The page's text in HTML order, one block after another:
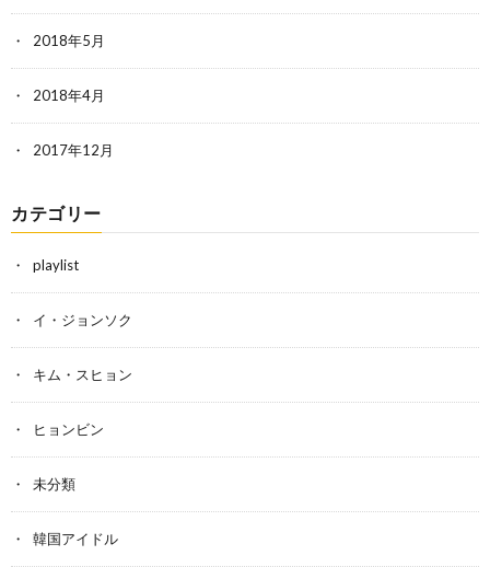
2018年5月
2018年4月
2017年12月
カテゴリー
playlist
イ・ジョンソク
キム・スヒョン
ヒョンビン
未分類
韓国アイドル